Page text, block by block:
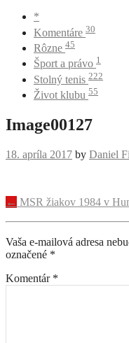
*
Komentáre 30
Rôzne 45
Šport a právo 1
Stolný tenis 222
Život klubu 55
Image00127
18. apríla 2017 by Daniel
Navigácia
príspevku
← MSR žiakov 1984 v
Vaša e-mailová adresa
označené *
Komentár *